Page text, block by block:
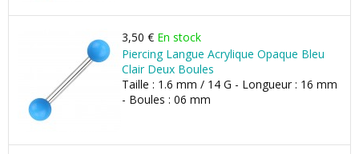
3,50 € En stock
Piercing Langue Acrylique Opaque Bleu
Clair Deux Boules
Taille : 1.6 mm / 14 G - Longueur : 16 mm
- Boules : 06 mm